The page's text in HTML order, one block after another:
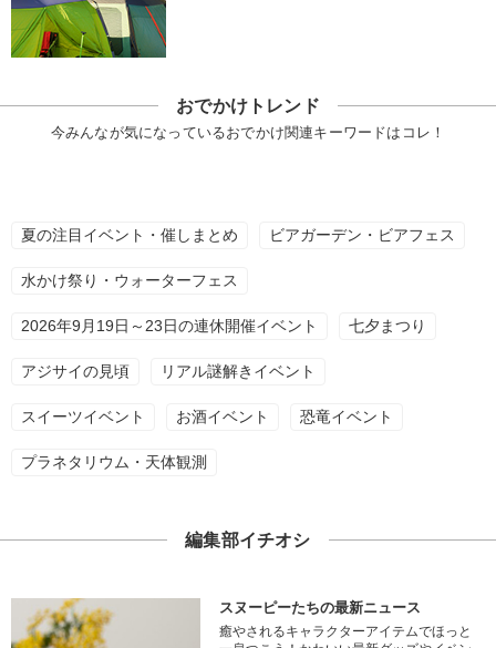
おでかけトレンド
今みんなが気になっているおでかけ関連キーワードはコレ！
夏の注目イベント・催しまとめ ビアガーデン・ビアフェス
水かけ祭り・ウォーターフェス
2026年9月19日～23日の連休開催イベント 七夕まつり
アジサイの見頃 リアル謎解きイベント
スイーツイベント お酒イベント 恐竜イベント
プラネタリウム・天体観測
編集部イチオシ
スヌーピーたちの最新ニュース
癒やされるキャラクターアイテムでほっと